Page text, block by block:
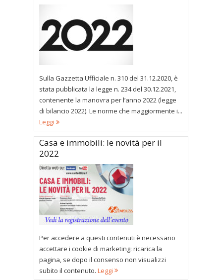
Sulla Gazzetta Ufficiale n. 310 del 31.12.2020, è
stata pubblicata la legge n. 234 del 30.12.2021,
contenente la manovra per l’anno 2022 (legge
di bilancio 2022). Le norme che maggiormente i...
Leggi
Casa e immobili: le novità per il
2022
Per accedere a questi contenuti è necessario
accettare i cookie di marketing: ricarica la
pagina, se dopo il consenso non visualizzi
subito il contenuto. Leggi